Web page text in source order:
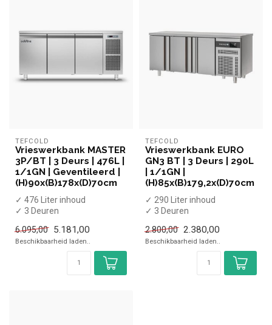
TEFCOLD
Vrieswerkbank MASTER
3P/BT | 3 Deurs | 476L |
1/1GN | Geventileerd |
(H)90x(B)178x(D)70cm
✓ 476 Liter inhoud
✓ 3 Deuren
✓ Geventileerd
✓ Breedte ...
6.095,00 5.181,00
Beschikbaarheid laden..
TEFCOLD
Vrieswerkbank EURO
GN3 BT | 3 Deurs | 290L
| 1/1GN |
(H)85x(B)179,2x(D)70cm
✓ 290 Liter inhoud
✓ 3 Deuren
✓ Geventileerd
✓ Breedte ...
2.800,00 2.380,00
Beschikbaarheid laden..